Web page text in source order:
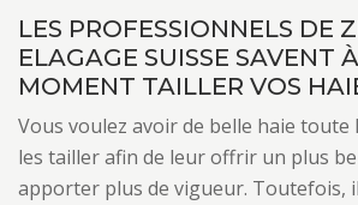
LES PROFESSIONNELS DE
ELAGAGE SUISSE SAVENT
MOMENT TAILLER VOS
Vous voulez avoir de belle haie toute
les tailler afin de leur offrir un plus
apporter plus de vigueur. Toutefois,